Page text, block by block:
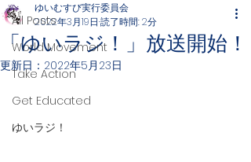
All Posts
World Movement
Take Action
Get Educated
ゆいラジ！
「ゆいラジ！」放送開始！
ゆいむすび実行委員会
2022年3月19日 読了時間: 2分
更新日： 2022年5月23日